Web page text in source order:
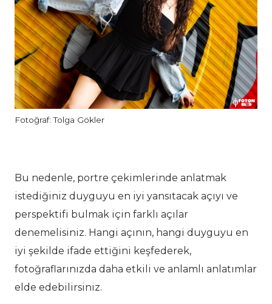
Fotoğraf: Tolga Gökler
Bu nedenle, portre çekimlerinde anlatmak
istediğiniz duyguyu en iyi yansıtacak açıyı ve
perspektifi bulmak için farklı açılar
denemelisiniz. Hangi açının, hangi duyguyu en
iyi şekilde ifade ettiğini keşfederek,
fotoğraflarınızda daha etkili ve anlamlı anlatımlar
elde edebilirsiniz.